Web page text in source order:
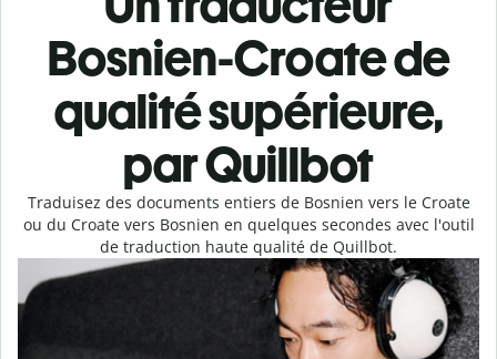
Bosnien-Croate de
qualité supérieure,
par Quillbot
Traduisez des documents entiers de Bosnien vers le Croate
ou du Croate vers Bosnien en quelques secondes avec l'outil
de traduction haute qualité de Quillbot.